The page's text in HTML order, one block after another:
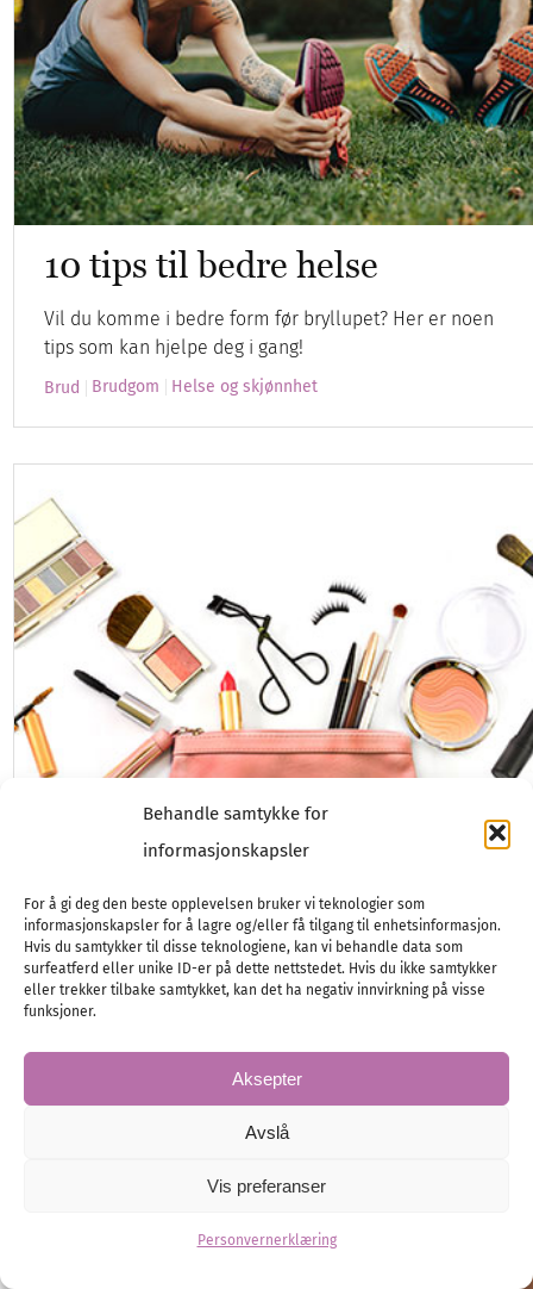
Behandle samtykke for
informasjonskapsler
For å gi deg den beste opplevelsen bruker vi teknologier som
informasjonskapsler for å lagre og/eller få tilgang til enhetsinformasjon.
Hvis du samtykker til disse teknologiene, kan vi behandle data som
surfeatferd eller unike ID-er på dette nettstedet. Hvis du ikke samtykker
eller trekker tilbake samtykket, kan det ha negativ innvirkning på visse
funksjoner.
Aksepter
Avslå
Vis preferanser
Personvernerklæring
10 tips til bedre helse
Vil du komme i bedre form før bryllupet? Her er noen
tips som kan hjelpe deg i gang!
Brud Brudgom Helse og skjønnhet
Antrekkene er nystrøkne og rene, håret er satt opp i en
delikat oppsats og sminken er fresh. Vi legger mye…
Brud Helse og skjønnhet Monas bryllupstips